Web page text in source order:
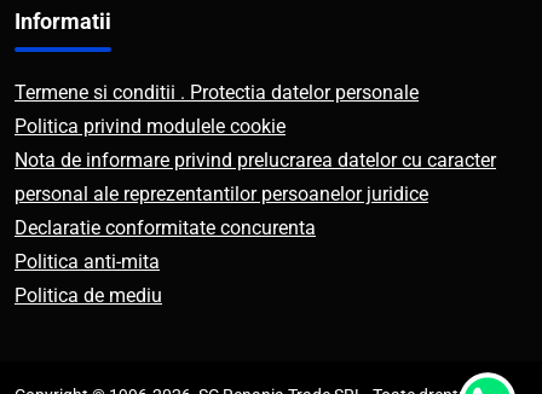
Informatii
Termene si conditii . Protectia datelor personale
Politica privind modulele cookie
Nota de informare privind prelucrarea datelor cu caracter
personal ale reprezentantilor persoanelor juridice
Declaratie conformitate concurenta
Politica anti-mita
Politica de mediu